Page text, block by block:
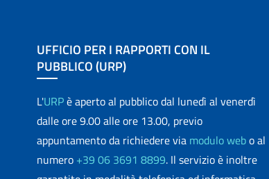
UFFICIO PER I RAPPORTI CON IL
PUBBLICO (URP)
L'URPè aperto al pubblico dal lunedì al venerdì
dalle ore 9.00 alle ore 13.00, previo
appuntamento da richiedere via modulo webo al
numero +39 06 3691 8899. Il servizio è inoltre